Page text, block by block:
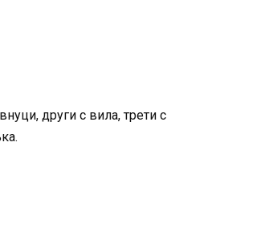
други с вила, трети с